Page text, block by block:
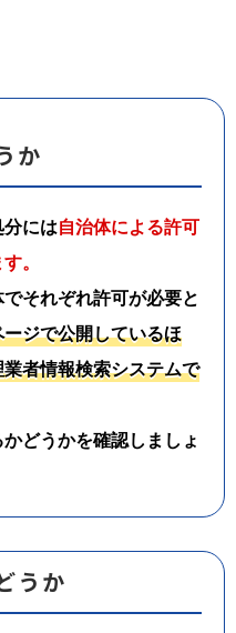
か
には自治体による許可
。
それぞれ許可が必要と
ジで公開しているほ
者情報検索システムで
どうかを確認しましょ
うか